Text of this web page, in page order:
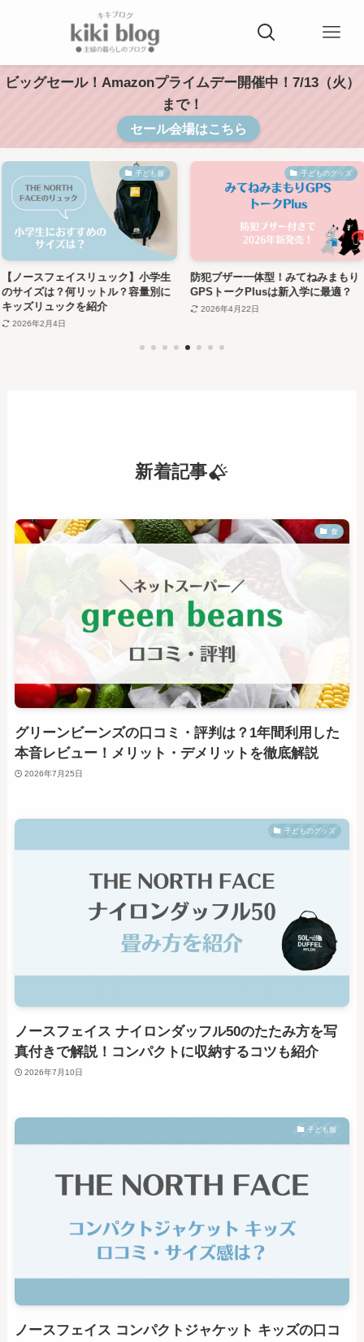
ビッグセール！Amazonプライムデー開催中！7/13（火）
まで！
セール会場はこちら
ック】小学生
ル？容量別に
防犯ブザー一体型！みてねみまもり
GPSトークPlusは新入学に最適？
2026年4月22日
入学式にジレは
トのポイントや
新着記事
食
グリーンビーンズの口コミ・評判は？1年間利用した
本音レビュー！メリット・デメリットを徹底解説
2026年7月25日
子どものグッズ
ノースフェイス ナイロンダッフル50のたたみ方を写
真付きで解説！コンパクトに収納するコツも紹介
2026年7月10日
子ども服
ノースフェイス コンパクトジャケット キッズの口コ